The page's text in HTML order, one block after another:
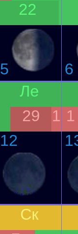
22
5
6
Ле
29
1
12
1
Ск